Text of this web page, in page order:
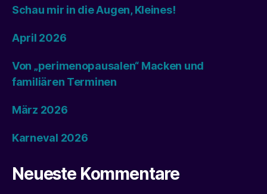
Schau mir in die Augen, Kleines!
April 2026
Von „perimenopausalen“ Macken und
familiären Terminen
März 2026
Karneval 2026
Neueste Kommentare